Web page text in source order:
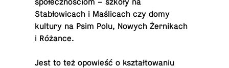
społecznościom – szkoły na
Stabłowicach i Maślicach czy domy
kultury na Psim Polu, Nowych Żernikach
i Różance.
Jest to też opowieść o kształtowaniu